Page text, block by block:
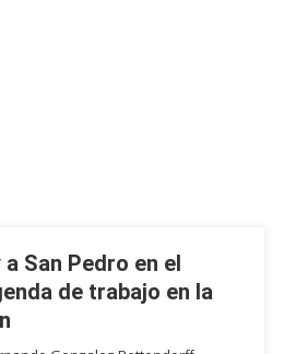
San Pedro en el
de trabajo en la